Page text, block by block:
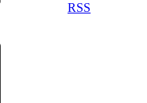
RSS